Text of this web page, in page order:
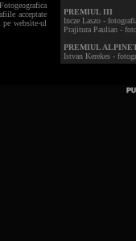
acceptate
website-ul
PREMIUL III
Incze Laszo -
Prajitura Paulian -
PREMIUL
Istvan Kerekes -